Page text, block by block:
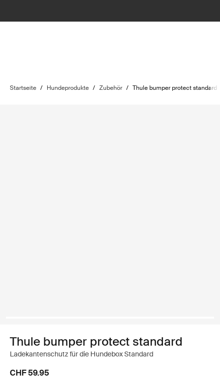
Startseite / Hundeprodukte / Zubehör / Thule bumper protect standard
Thule bumper protect standard
Ladekantenschutz für die Hundebox Standard
CHF 59.95